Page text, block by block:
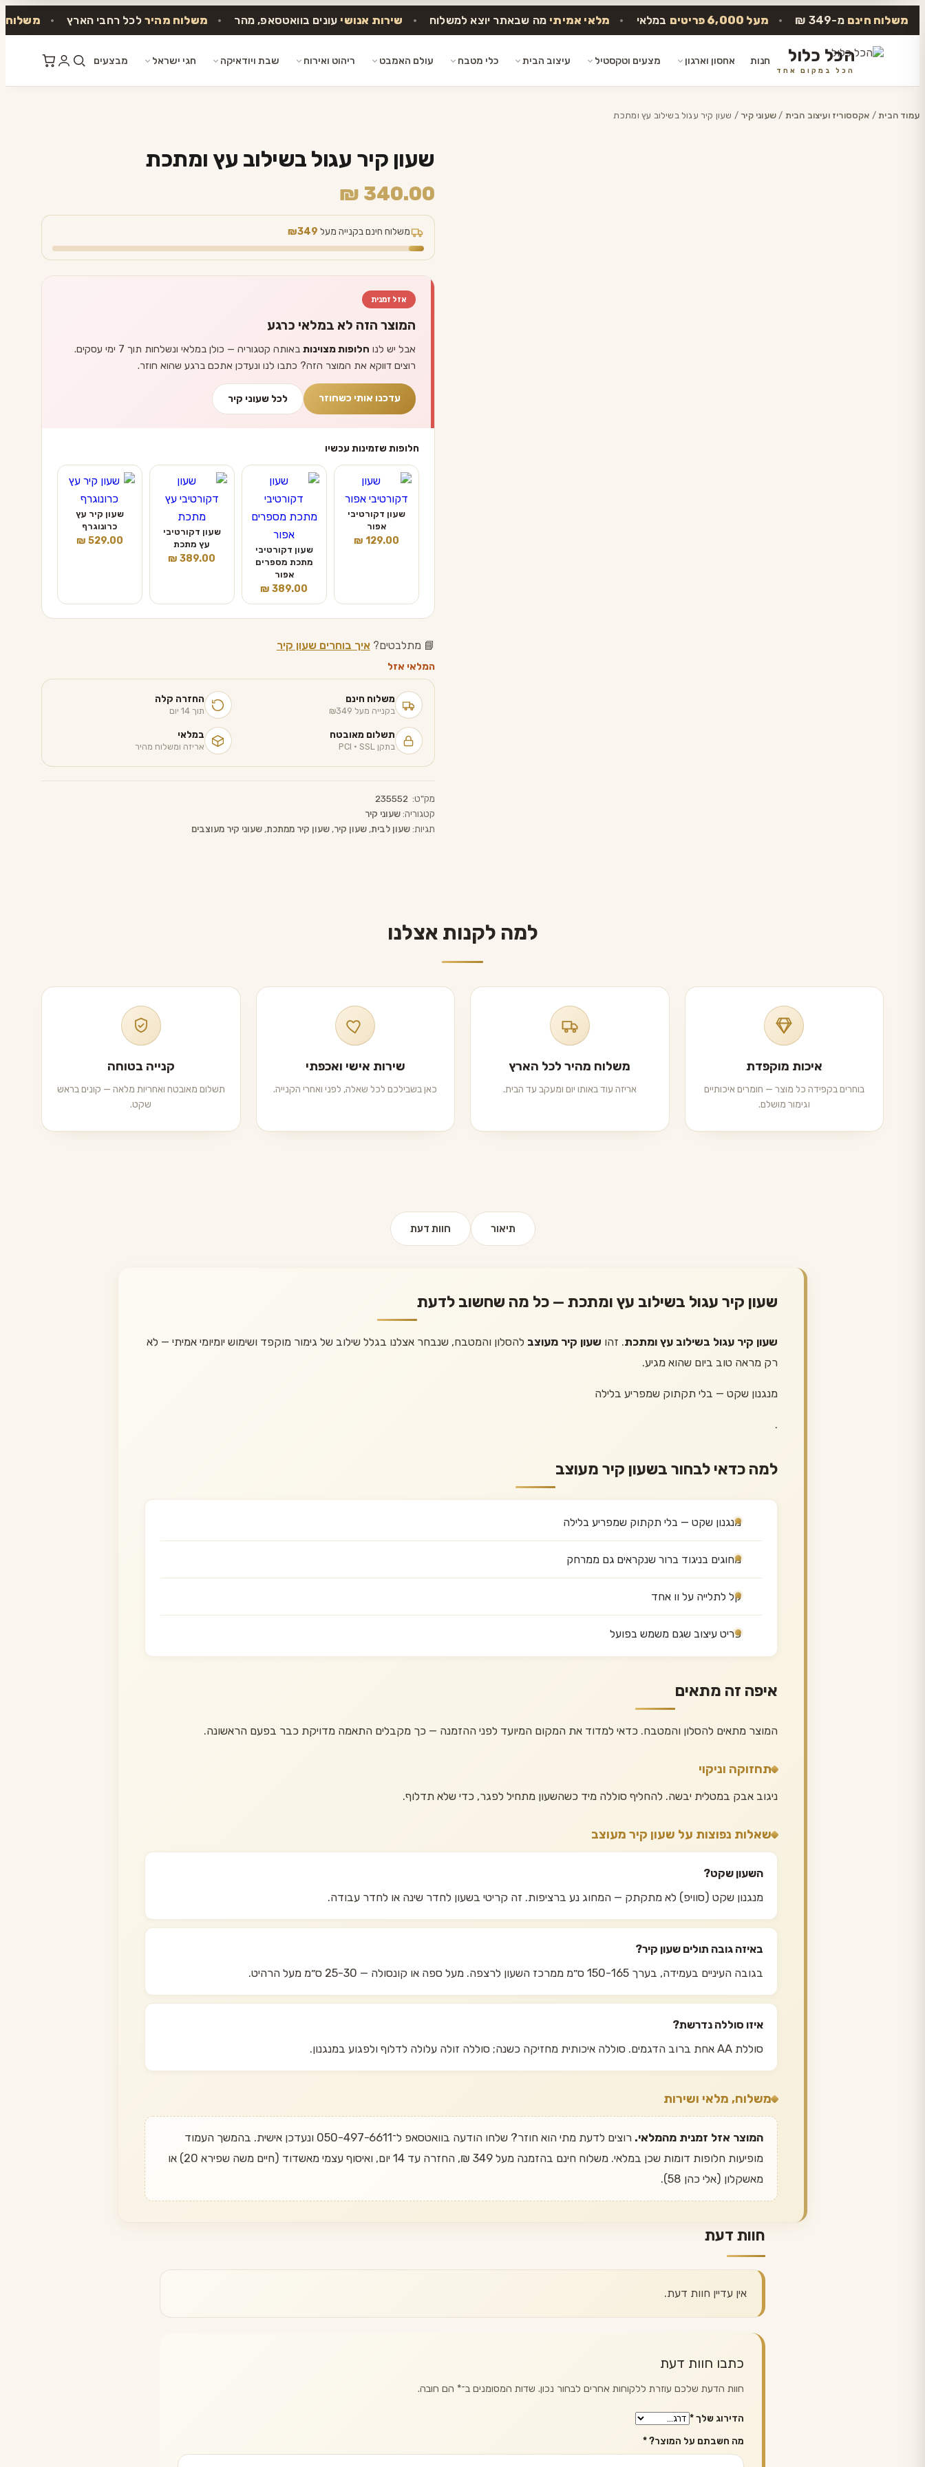
משלוח חינם מ-349 ₪ • מעל 6,000 פריטים במלאי • מלאי אמיתי מה שבאתר יוצא למשלוח • שירות אנושי עונים בוואטסאפ, מהר • משלוח מהיר לכל רחבי הארץ • משלוח
הכל כלול
הכל במקום אחד
חנות אחסון וארגון מצעים וטקסטיל עיצוב הבית כלי מטבח עולם האמבט ריהוט ואירוח שבת ויודאיקה חגי ישראל מבצעים
עמוד הבית/ אקססוריז ועיצוב הבית /שעוני קיר / שעון קיר עגול בשילוב עץ ומתכת
שעון קיר עגול בשילוב עץ ומתכת
₪ 340.00
משלוח חינם בקנייה מעל ₪349
אזל זמנית
המוצר הזה לא במלאי כרגע
אבל יש לנו חלופות מצוינות
באותה קטגוריה — כולן במלאי ונשלחות תוך 7 ימי עסקים.
רוצים דווקא את המוצר הזה? כתבו לנו ונעדכן אתכם ברגע שהוא חוזר.
עדכנו אותי כשחוזר לכל שעוני קיר
חלופות שזמינות עכשיו
שעון דקורטיבי
אפור
₪ 129.00
שעון דקורטיבי
מתכת מספרים
אפור
₪ 389.00
שעון דקורטיבי
עץ מתכת
₪ 389.00
שעון קיר עץ
כרונוגרף
₪ 529.00
📘 מתלבטים?איך בוחרים שעון קיר
המלאי אזל
משלוח חינם
בקנייה מעל ₪349
החזרה קלה
תוך 14 יום
תשלום מאובטח
בתקן PCI · SSL
במלאי
אריזה ומשלוח מהיר
מק"ט:
קטגוריה:שעוני קיר
תגיות:שעון לבית,שעון קיר,שעון קיר ממתכת,שעוני קיר מעוצבים
למה לקנות אצלנו
איכות מוקפדת
בוחרים בקפידה כל מוצר — חומרים איכותיים
וגימור מושלם.
משלוח מהיר לכל הארץ
אריזה עוד באותו יום ומעקב עד הבית.
שירות אישי ואכפתי
כאן בשבילכם לכל שאלה, לפני ואחרי הקנייה.
קנייה בטוחה
תשלום מאובטח ואחריות מלאה — קונים בראש
שקט.
תיאור חוות דעת
שעון קיר עגול בשילוב עץ ומתכת — כל מה שחשוב לדעת
שעון קיר עגול בשילוב עץ ומתכת. זהו שעון קיר מעוצב להסלון והמטבח, שנבחר אצלנו בגלל שילוב של גימור מוקפד ושימוש יומיומי אמיתי — לא
רק מראה טוב ביום שהוא מגיע.
מנגנון שקט — בלי תקתוק שמפריע בלילה
.
למה כדאי לבחור בשעון קיר מעוצב
מנגנון שקט — בלי תקתוק שמפריע בלילה
מחוגים בניגוד ברור שנקראים גם ממרחק
קל לתלייה על וו אחד
פריט עיצוב שגם משמש בפועל
איפה זה מתאים
המוצר מתאים להסלון והמטבח. כדאי למדוד את המקום המיועד לפני ההזמנה — כך מקבלים התאמה מדויקת כבר בפעם הראשונה.
תחזוקה וניקוי
ניגוב אבק במטלית יבשה. להחליף סוללה מיד כשהשעון מתחיל לפגר, כדי שלא תדלוף.
שאלות נפוצות על שעון קיר מעוצב
השעון שקט?
מנגנון שקט (סוויפ) לא מתקתק — המחוג נע ברציפות. זה קריטי בשעון לחדר שינה או לחדר עבודה.
באיזה גובה תולים שעון קיר?
בגובה העיניים בעמידה, בערך 150-165 ס״מ ממרכז השעון לרצפה. מעל ספה או קונסולה — 25-30 ס״מ מעל הרהיט.
איזו סוללה נדרשת?
סוללת AA אחת ברוב הדגמים. סוללה איכותית מחזיקה כשנה; סוללה זולה עלולה לדלוף ולפגוע במנגנון.
משלוח, מלאי ושירות
המוצר אזל זמנית מהמלאי.
רוצים לדעת מתי הוא חוזר? שלחו הודעה בוואטסאפ ל־050-497-6611 ונעדכן אישית. בהמשך העמוד
מופיעות חלופות דומות שכן במלאי. משלוח חינם בהזמנה מעל 349 ₪, החזרה עד 14 יום, ואיסוף עצמי מאשדוד (חיים משה שפירא 20) או
מאשקלון (אלי כהן 58).
חוות דעת
אין עדיין חוות דעת.
כתבו חוות דעת
חוות הדעת שלכם עוזרת ללקוחות אחרים לבחור נכון. שדות המסומנים ב־* הם חובה.
הדירוג שלך*
מה חשבתם על המוצר?*